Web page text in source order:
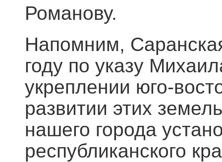
Романову.
Напомним,
году по указу
укреплении юго-
развитии этих
нашего города
республиканского